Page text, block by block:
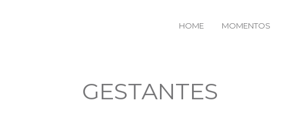
HOME MOMENTOS
GESTANTES